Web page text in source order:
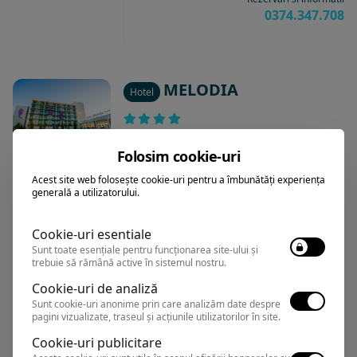
0374.347.708
Hotel MELODIA
0374.347.708
Hotel
CARMEN
BECALI HOTEL)
Venus ,Arata pe harta
Folosim cookie-uri
Acest site web folosește cookie-uri pentru a îmbunătăți experiența
generală a utilizatorului.
Cookie-uri esentiale
Sunt toate esențiale pentru funcționarea site-ului și
trebuie să rămână active în sistemul nostru.
Cookie-uri de analiză
Sunt cookie-uri anonime prin care analizăm date despre
pagini vizualizate, traseul și acțiunile utilizatorilor în site.
Cookie-uri publicitare